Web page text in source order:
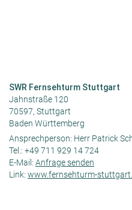
SWR Fernsehturm Stuttgart
Jahnstraße 120
70597, Stuttgart
Baden Württemberg
Ansprechperson: Herr Patrick
Tel.: +49 711 929 14 724
E-Mail: Anfrage senden
Link: www.fernsehturm-